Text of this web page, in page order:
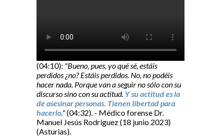
(04:10): "Bueno, pues, yo qué sé, estáis
perdidos ¿no? Estáis perdidos. No, no podéis
hacer nada. Porque van a seguir no sólo con su
discurso sino con su actitud. Y su actitud es la
de asesinar personas. Tienen libertad para
hacerlo."(04:32). - Médico forense Dr.
Manuel Jesús Rodríguez (18 junio 2023)
(Asturias).